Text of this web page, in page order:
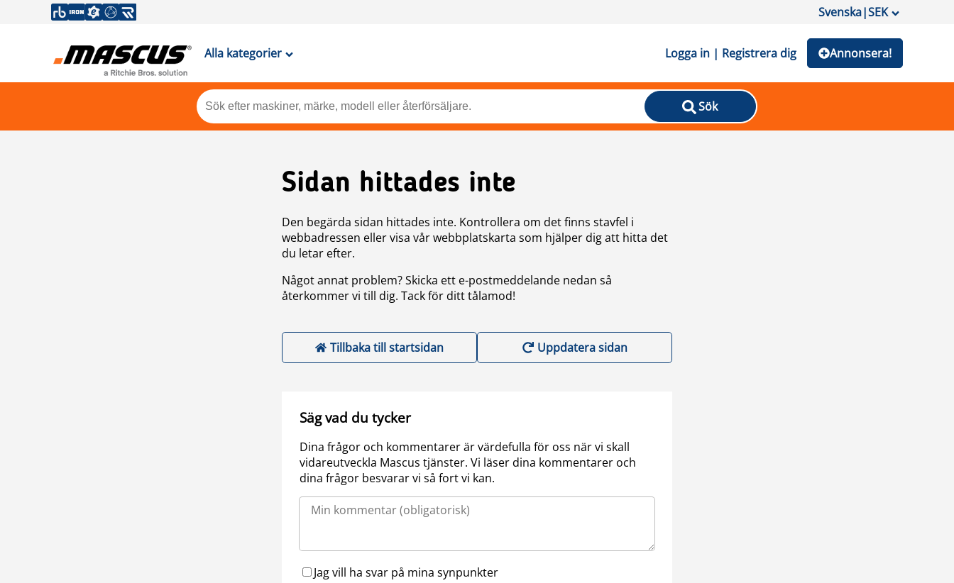
Svenska|SEK
Alla kategorier Logga in | Registrera dig Annonsera!
Sök
Sidan hittades inte
Den begärda sidan hittades inte. Kontrollera om det finns stavfel i
webbadressen eller visa vår webbplatskarta som hjälper dig att hitta det
du letar efter.
Något annat problem? Skicka ett e-postmeddelande nedan så
återkommer vi till dig. Tack för ditt tålamod!
Tillbaka till startsidan Uppdatera sidan
Säg vad du tycker
Dina frågor och kommentarer är värdefulla för oss när vi skall
vidareutveckla Mascus tjänster. Vi läser dina kommentarer och
dina frågor besvarar vi så fort vi kan.
Jag vill ha svar på mina synpunkter